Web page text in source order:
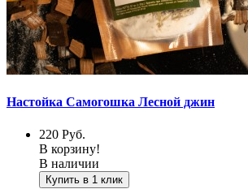
Настойка Самогошка Лесной джин
220 Руб.
В корзину!
В наличии
Купить в 1 клик